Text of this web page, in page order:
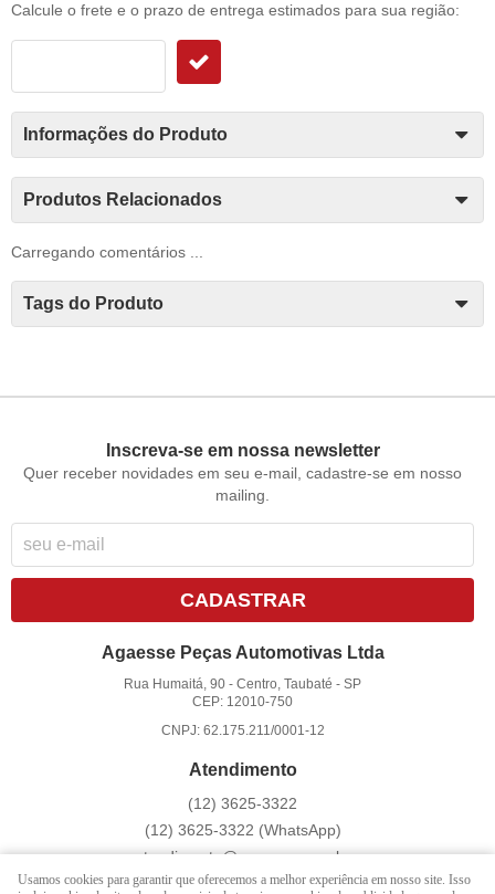
Calcule o frete e o prazo de entrega estimados para sua região:
Informações do Produto
Produtos Relacionados
Carregando comentários ...
Tags do Produto
Inscreva-se em nossa newsletter
Quer receber novidades em seu e-mail, cadastre-se em nosso
mailing.
CADASTRAR
Agaesse Peças Automotivas Ltda
Rua Humaitá, 90 -Centro, Taubaté -SP
CEP: 12010-750
CNPJ: 62.175.211/0001-12
Atendimento
(12) 3625-3322
(12) 3625-3322 (WhatsApp)
atendimento@agaesse.com.br
Usamos cookies para garantir que oferecemos a melhor experiência em nosso site. Isso